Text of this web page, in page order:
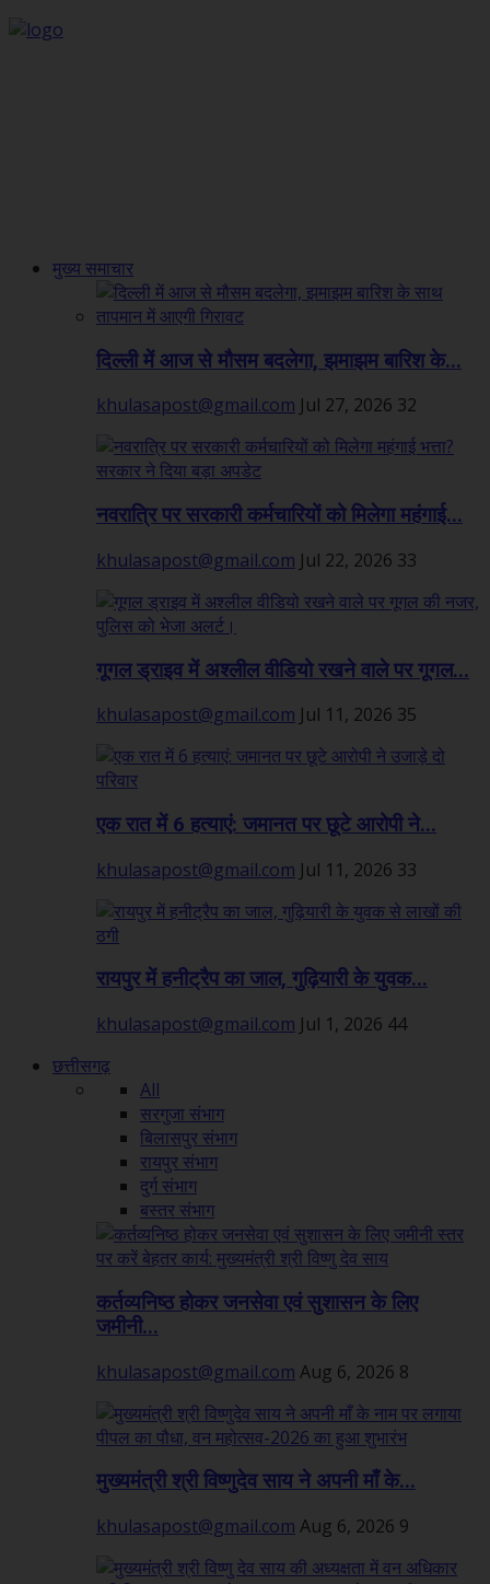
मुख्य समाचार
दिल्ली में आज से मौसम बदलेगा, झमाझम बारिश के...
khulasapost@gmail.com Jul 27, 2026 32
नवरात्रि पर सरकारी कर्मचारियों को मिलेगा महंगाई...
khulasapost@gmail.com Jul 22, 2026 33
गूगल ड्राइव में अश्लील वीडियो रखने वाले पर गूगल...
khulasapost@gmail.com Jul 11, 2026 35
एक रात में 6 हत्याएं: जमानत पर छूटे आरोपी ने...
khulasapost@gmail.com Jul 11, 2026 33
रायपुर में हनीट्रैप का जाल, गुढ़ियारी के युवक...
khulasapost@gmail.com Jul 1, 2026 44
छत्तीसगढ़
All
सरगुजा संभाग
बिलासपुर संभाग
रायपुर संभाग
दुर्ग संभाग
बस्तर संभाग
कर्तव्यनिष्ठ होकर जनसेवा एवं सुशासन के लिए
जमीनी...
khulasapost@gmail.com Aug 6, 2026 8
मुख्यमंत्री श्री विष्णुदेव साय ने अपनी माँ के...
khulasapost@gmail.com Aug 6, 2026 9